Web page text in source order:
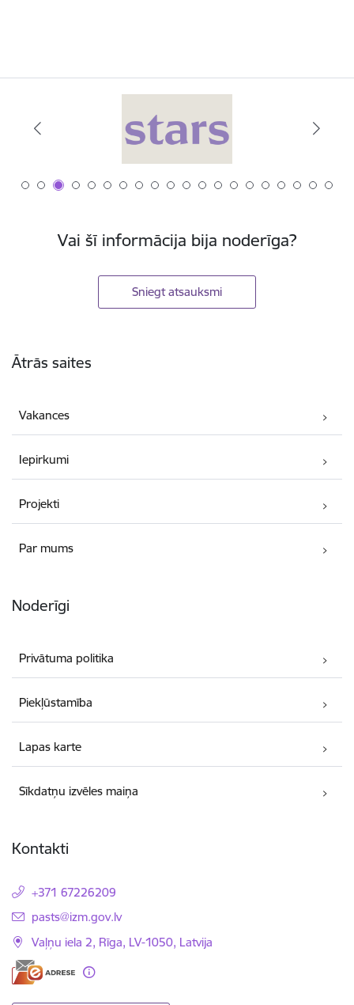
Vai šī informācija bija noderīga?
Sniegt atsauksmi
Ātrās saites
Vakances
Iepirkumi
Projekti
Par mums
Noderīgi
Privātuma politika
Piekļūstamība
Lapas karte
Sīkdatņu izvēles maiņa
Kontakti
+371 67226209
E-pasts:
pasts@izm.gov.lv
Vaļņu iela 2, Rīga, LV-1050, Latvija